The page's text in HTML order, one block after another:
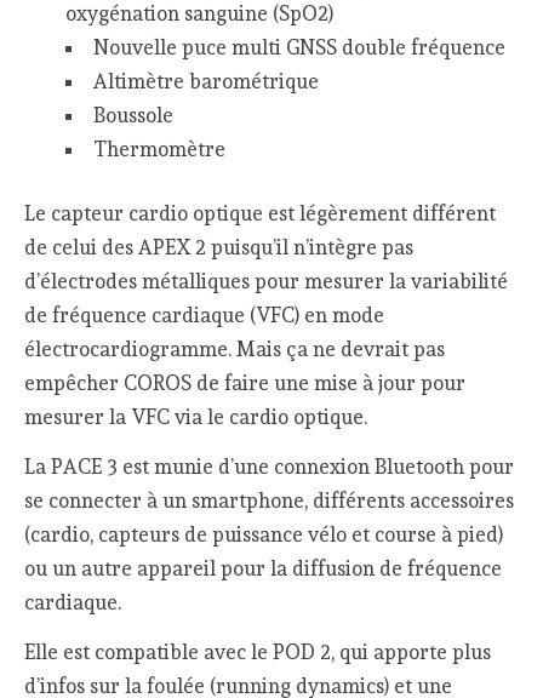
oxygénation sanguine (SpO2)
Nouvelle puce multi GNSS double fréquence
Altimètre barométrique
Boussole
Thermomètre
Le capteur cardio optique est légèrement différent
de celui des APEX 2 puisqu’il n’intègre pas
d’électrodes métalliques pour mesurer la variabilité
de fréquence cardiaque (VFC) en mode
électrocardiogramme. Mais ça ne devrait pas
empêcher COROS de faire une mise à jour pour
mesurer la VFC via le cardio optique.
La PACE 3 est munie d’une connexion Bluetooth pour
se connecter à un smartphone, différents accessoires
(cardio, capteurs de puissance vélo et course à pied)
ou un autre appareil pour la diffusion de fréquence
cardiaque.
Elle est compatible avec le POD 2, qui apporte plus
d’infos sur la foulée (running dynamics) et une